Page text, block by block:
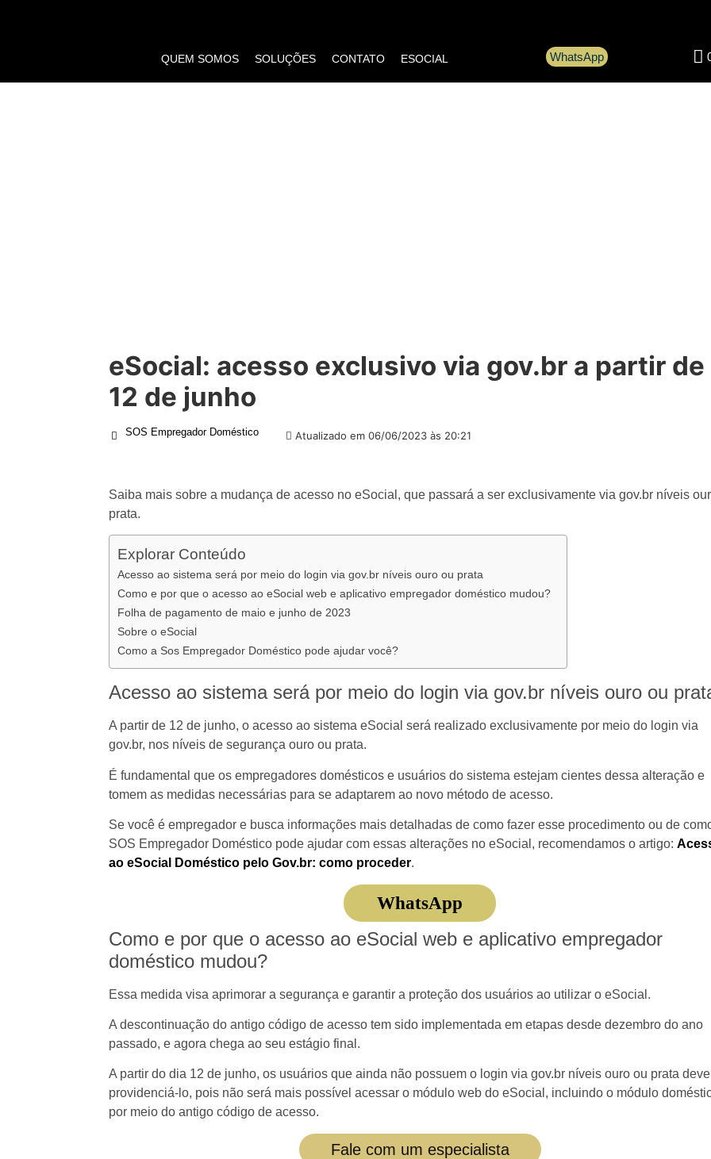
QUEM SOMOS SOLUÇÕES CONTATO ESOCIAL WhatsApp
eSocial: acesso exclusivo via gov.br a partir de
12 de junho
SOS Empregador Doméstico Atualizado em 06/06/2023 às 20:21
Saiba mais sobre a mudança de acesso no eSocial, que passará a ser exclusivamente via gov.br níveis
prata.
Explorar Conteúdo
Acesso ao sistema será por meio do login via gov.br níveis ouro ou prata
Como e por que o acesso ao eSocial web e aplicativo empregador doméstico mudou?
Folha de pagamento de maio e junho de 2023
Sobre o eSocial
Como a Sos Empregador Doméstico pode ajudar você?
Acesso ao sistema será por meio do login via gov.br níveis ouro ou
A partir de 12 de junho, o acesso ao sistema eSocial será realizado exclusivamente por meio do login via
gov.br, nos níveis de segurança ouro ou prata.
É fundamental que os empregadores domésticos e usuários do sistema estejam cientes dessa alteração e
tomem as medidas necessárias para se adaptarem ao novo método de acesso.
Se você é empregador e busca informações mais detalhadas de como fazer esse procedimento ou de
SOS Empregador Doméstico pode ajudar com essas alterações no eSocial, recomendamos o artigo:
ao eSocial Doméstico pelo Gov.br: como proceder.
WhatsApp
Como e por que o acesso ao eSocial web e aplicativo empregador
doméstico mudou?
Essa medida visa aprimorar a segurança e garantir a proteção dos usuários ao utilizar o eSocial.
A descontinuação do antigo código de acesso tem sido implementada em etapas desde dezembro do ano
passado, e agora chega ao seu estágio final.
A partir do dia 12 de junho, os usuários que ainda não possuem o login via gov.br níveis ouro ou prata
providenciá-lo, pois não será mais possível acessar o módulo web do eSocial, incluindo o módulo
por meio do antigo código de acesso.
Fale com um especialista